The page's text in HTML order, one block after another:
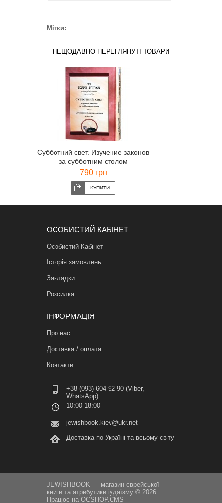
Мітки:
НЕЩОДАВНО ПЕРЕГЛЯНУТІ ТОВАРИ
Субботний свет. Изучение законов
за субботним столом
790 грн
ОСОБИСТИЙ КАБІНЕТ
Особистий Кабінет
Історія замовлень
Закладки
Розсилка
ІНФОРМАЦІЯ
Про нас
Доставка / оплата
Контакти
+38 (093) 604-92-90 (Viber,
WhatsApp)
10:00-18:00
jewishbook.kiev@ukr.net
Доставка по Україні та всьому світу
JEWISHBOOK — магазин єврейської
книги та атрибутики іудаїзму © 2026
Працює на OCSHOP.CMS